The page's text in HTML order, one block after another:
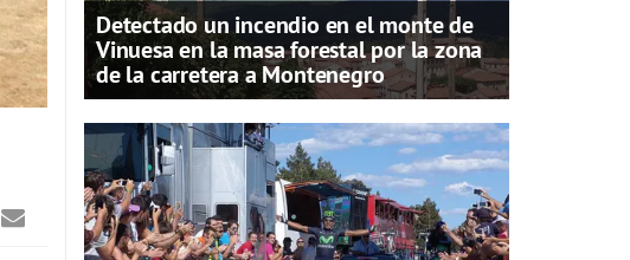
Detectado un incendio en el monte de
Vinuesa en la masa forestal por la zona
de la carretera a Montenegro